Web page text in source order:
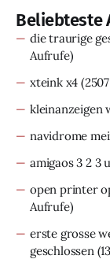
Beliebteste
die traurige
Aufrufe)
xteink x4
kleinanzeigen
navidrome
amigaos 3 2 3
open printer
Aufrufe)
erste grosse
geschlossen